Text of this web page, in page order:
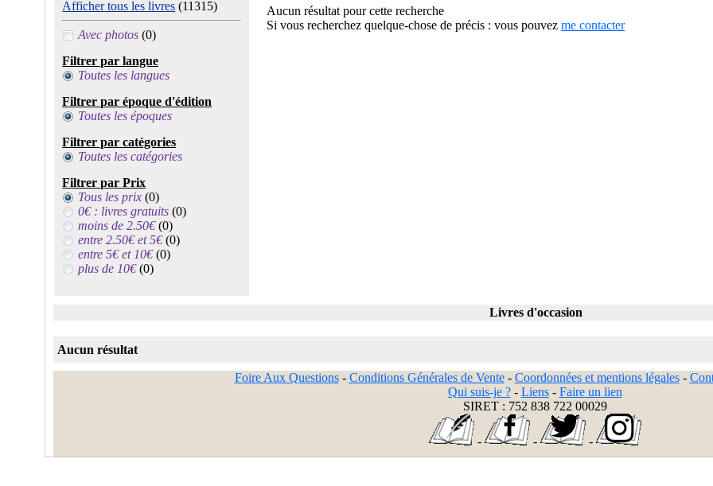
Afficher tous les livres (11315)
Avec photos(0)
Filtrer par langue
Toutes les langues
Filtrer par époque d'édition
Toutes les époques
Filtrer par catégories
Toutes les catégories
Filtrer par Prix
Tous les prix(0)
0€ : livres gratuits(0)
moins de 2.50€(0)
entre 2.50€ et 5€(0)
entre 5€ et 10€(0)
plus de 10€(0)
Aucun résultat pour cette recherche
Si vous recherchez quelque-chose de précis : vous pouvezme contacter
Livres d'occasion
Aucun résultat
Foire Aux Questions- Conditions Générales de Vente- Coordonnées et mentions légales-
Qui suis-je ?- Liens- Faire un lien
SIRET : 752 838 722 00029
- - -